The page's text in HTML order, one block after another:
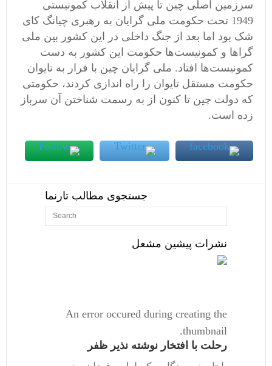
سرزمین اصلی چین تا پیش از انقلاب کمونیستی
1949 تحت حکومت ملی گرایان به رهبری چیانگ کای
شک بود اما بعد از جنگ داخلی در این کشور بین ملی
گراها و کمونیست‌ها حکومت این کشور به دست
کمونیست‌ها افتاد. ملی گرایان چین با فرار به تایوان
حکومت مستقل تایوان را راه اندازی کردند، حکومتی
که دولت چین تا کنون از به رسمت شناختن آن سرباز
زده است.
جستجوی مطالب تارنما
نشرات پیشین مشعل
An error occured during creating the
thumbnail.
رحلت با افتخار نوشته نذیر ظفر